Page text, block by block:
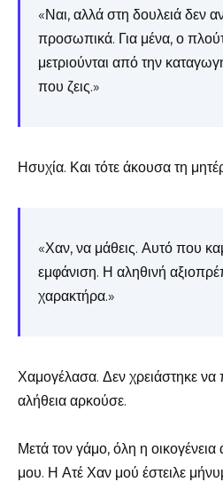
«Ναι, αλλά στη δουλειά δεν
προσωπικά. Για μένα, ο
μετριούνται από την
που ζεις.»
Ησυχία. Και τότε άκουσα τη
«Χαν, να μάθεις. Αυτό που
εμφάνιση. Η αληθινή
χαρακτήρα.»
Χαμογέλασα. Δεν χρειάστηκε
αλήθεια αρκούσε.
Μετά τον γάμο, όλη η
μου. Η Ατέ Χαν μού έστειλε